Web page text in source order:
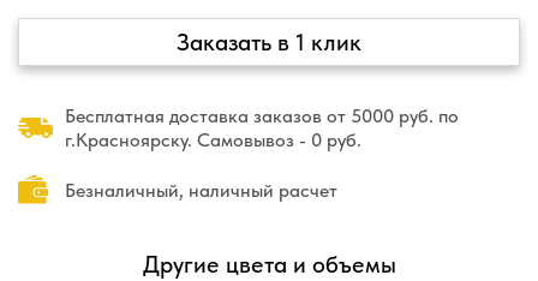
Заказать в 1 клик
Бесплатная доставка заказов от 5000 руб. по
г.Красноярску. Самовывоз - 0 руб.
Безналичный, наличный расчет
Другие цвета и объемы